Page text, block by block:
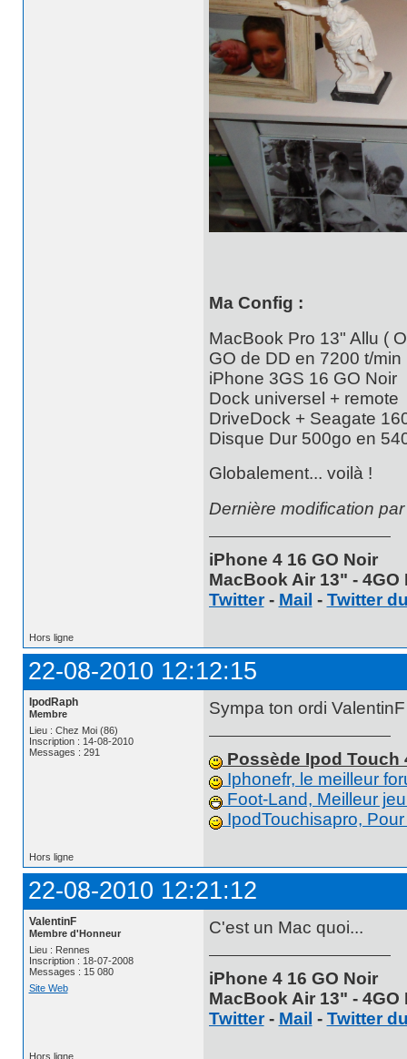
Ma Config :
MacBook Pro 13" Allu (
GO de DD en 7200 t/min
iPhone 3GS 16 GO Noir
Dock universel + remote
DriveDock + Seagate
Disque Dur 500go en
Globalement... voilà !
Dernière modification
iPhone 4 16 GO Noir
MacBook Air 13" - 4GO
Twitter- Mail - Twitter
Hors ligne
22-08-2010 12:12:15
IpodRaph
Membre
Lieu : Chez Moi (86)
Inscription : 14-08-2010
Messages : 291
Sympa ton ordi
Possède Ipod Touch
Iphonefr, le meilleur
Foot-Land, Meilleur
IpodTouchisapro,
Hors ligne
22-08-2010 12:21:12
ValentinF
Membre d'Honneur
Lieu : Rennes
Inscription : 18-07-2008
Messages : 15 080
Site Web
C'est un Mac quoi...
iPhone 4 16 GO Noir
MacBook Air 13" - 4GO
Twitter- Mail - Twitter
Hors ligne